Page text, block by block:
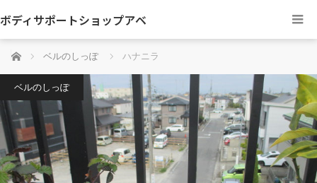
ボディサポートショップアベ
ホーム ベルのしっぽ ハナニラ
ベルのしっぽ